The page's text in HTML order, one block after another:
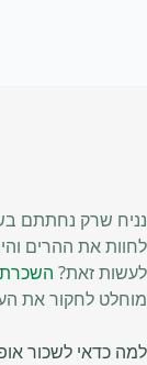
נניח שרק נחתתם
לחוות את ההרים
לעשות זאת? השכרת
מוחלט לחקור את
למה כדאי לשכור